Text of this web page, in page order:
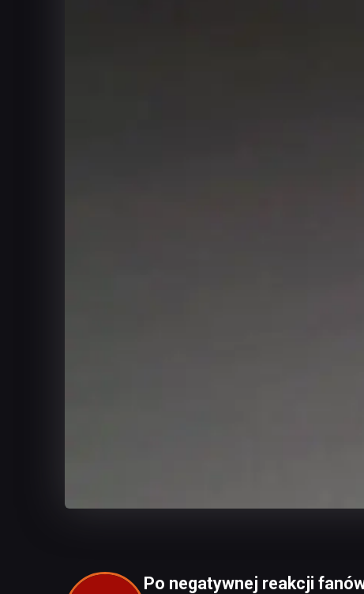
Po negatywnej reakcji